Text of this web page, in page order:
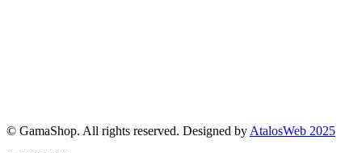
© GamaShop. All rights reserved. Designed by AtalosWeb 2025